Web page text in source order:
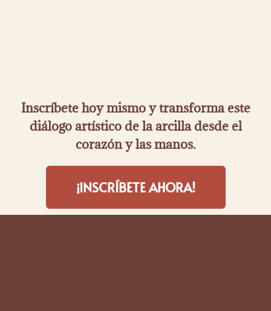
Inscríbete hoy mismo y transforma este
diálogo artístico de la arcilla desde el
corazón y las manos.
¡INSCRÍBETE AHORA!